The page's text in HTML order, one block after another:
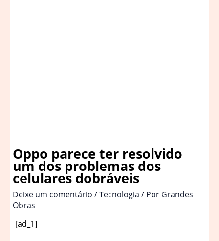
Oppo parece ter resolvido
um dos problemas dos
celulares dobráveis
Deixe um comentário /Tecnologia / Por Grandes
Obras
[ad_1]